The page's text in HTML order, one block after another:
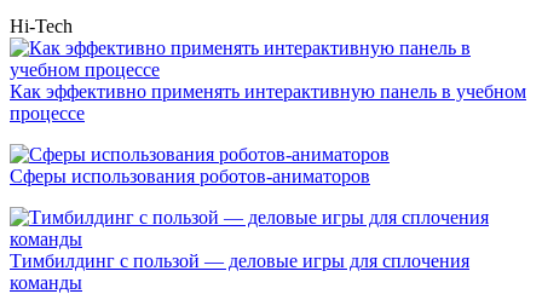
Hi-Tech
Как эффективно применять интерактивную панель в учебном
процессе
Сферы использования роботов-аниматоров
Тимбилдинг с пользой — деловые игры для сплочения
команды